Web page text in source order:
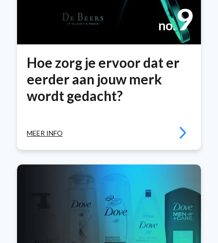
no.9
Hoe zorg je ervoor dat er
eerder aan jouw merk
wordt gedacht?
MEER INFO